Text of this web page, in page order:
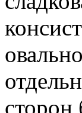
сторон